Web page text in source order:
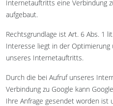
Internetauftritts eine Verbindung
aufgebaut.
Rechtsgrundlage ist Art. 6 Abs. 1
Interesse liegt in der
unseres Internetauftritts.
Durch die bei Aufruf unseres
Verbindung zu Google kann
Ihre Anfrage gesendet worden ist